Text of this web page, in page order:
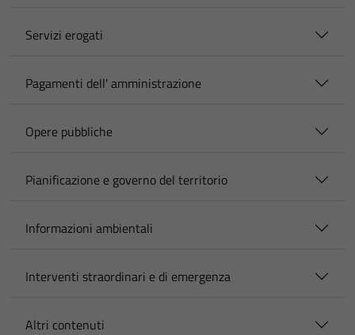
Servizi erogati
Pagamenti dell' amministrazione
Opere pubbliche
Pianificazione e governo del territorio
Informazioni ambientali
Interventi straordinari e di emergenza
Altri contenuti